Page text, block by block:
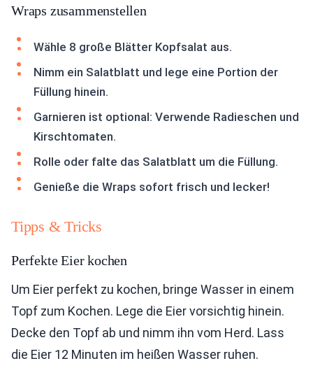
Wraps zusammenstellen
Wähle 8 große Blätter Kopfsalat aus.
Nimm ein Salatblatt und lege eine Portion der
Füllung hinein.
Garnieren ist optional: Verwende Radieschen und
Kirschtomaten.
Rolle oder falte das Salatblatt um die Füllung.
Genieße die Wraps sofort frisch und lecker!
Tipps & Tricks
Perfekte Eier kochen
Um Eier perfekt zu kochen, bringe Wasser in einem
Topf zum Kochen. Lege die Eier vorsichtig hinein.
Decke den Topf ab und nimm ihn vom Herd. Lass
die Eier 12 Minuten im heißen Wasser ruhen.